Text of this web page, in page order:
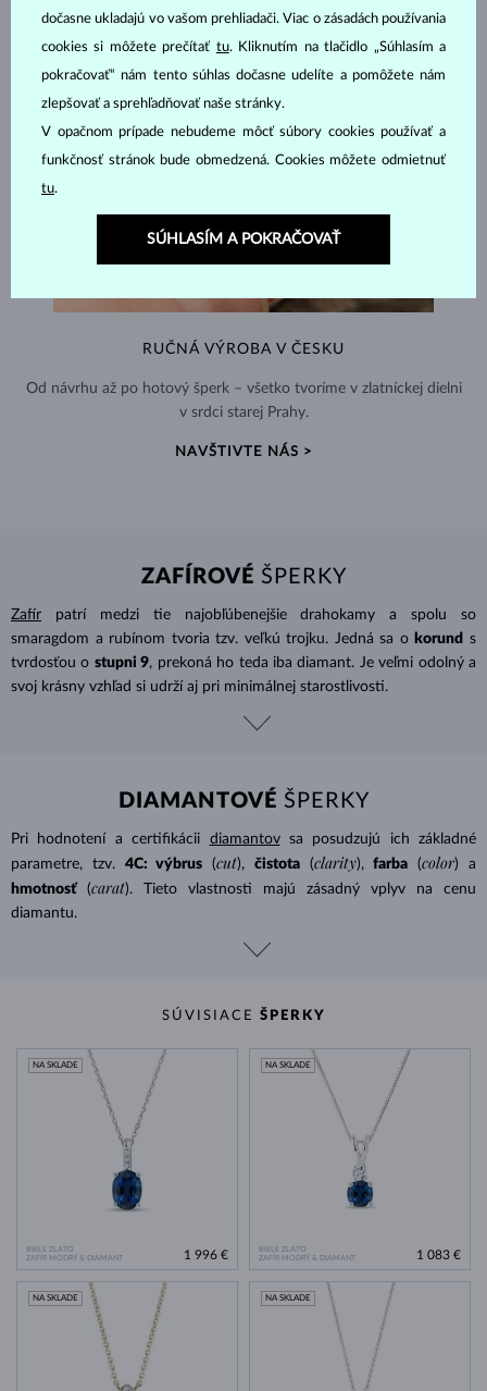
RUČNÁ VÝROBA V ČESKU
Od návrhu až po hotový šperk – všetko tvoríme v zlatníckej dielni
v srdci starej Prahy.
NAVŠTIVTE NÁS >
ZAFÍROVÉ ŠPERKY
Zafír
patrí medzi tie najobľúbenejšie drahokamy a spolu so
smaragdom a rubínom tvoria tzv. veľkú trojku. Jedná sa o korund s
tvrdosťou o stupni 9, prekoná ho teda iba diamant. Je veľmi odolný a
svoj krásny vzhľad si udrží aj pri minimálnej starostlivosti.
DIAMANTOVÉ ŠPERKY
Pri hodnotení a certifikácii diamantovsa posudzujú ich základné
parametre, tzv.
4C: výbrus (cut), čistota (clarity), farba (color) a
hmotnosť
(carat). Tieto vlastnosti majú zásadný vplyv na cenu
diamantu.
SÚVISIACE ŠPERKY
BIELE ZLATO
ZAFÍR MODRÝ & DIAMANT
NA SKLADE
1 996 €
BIELE ZLATO
ZAFÍR MODRÝ & DIAMANT
NA SKLADE
1 083 €
NA SKLADE NA SKLADE
dočasne ukladajú vo vašom prehliadači. Viac o zásadách používania
cookies si môžete prečítať tu. Kliknutím na tlačidlo „Súhlasím a
pokračovať“ nám tento súhlas dočasne udelíte a pomôžete nám
zlepšovať a sprehľadňovať naše stránky.
V opačnom prípade nebudeme môcť súbory cookies používať a
funkčnosť stránok bude obmedzená. Cookies môžete odmietnuť
tu.
SÚHLASÍM A POKRAČOVAŤ